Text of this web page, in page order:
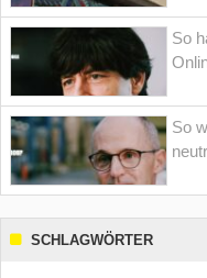
So
So
SCHLAGWÖRTER